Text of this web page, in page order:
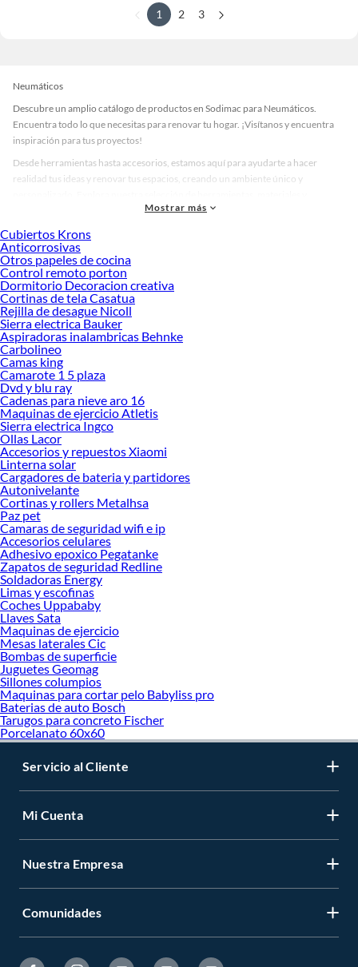
1 2 3
Neumáticos
Descubre un amplio catálogo de productos en Sodimac para Neumáticos.
Encuentra todo lo que necesitas para renovar tu hogar. ¡Visítanos y encuentra
inspiración para tus proyectos!
Desde herramientas hasta accesorios, estamos aquí para ayudarte a hacer
realidad tus ideas y renovar tus espacios, creando un ambiente único y
accesorios de calidad que te ayudarán a crear un espacio más tú.
Desde remodelaciones hasta proyectos de decoración, estamos aquí para hacer
tus ideas realidad. ¡Visítanos y encuentra todo lo que tenemos para ofrecerte en
Neumáticos!
Explora la variedad de productos de Neumáticos en Sodimac
Herramientas, materiales y accesorios de calidad para tus proyectos y
renovación de espacios. ¡Visítanos y descubre todo lo que tenemos para
ofrecerte!
Encuentra una amplia variedad de productos de Neumáticos en Sodimac.
Encuentra todo lo necesario para tus proyectos de renovación y decoración.
¡Visítanos y haz tus ideas realidad!
Mostrar más
Cubiertos Krons
Anticorrosivas
Otros papeles de cocina
Control remoto porton
Dormitorio Decoracion creativa
Cortinas de tela Casatua
Rejilla de desague Nicoll
Sierra electrica Bauker
Aspiradoras inalambricas Behnke
Carbolineo
Camas king
Camarote 1 5 plaza
Dvd y blu ray
Cadenas para nieve aro 16
Maquinas de ejercicio Atletis
Sierra electrica Ingco
Ollas Lacor
Accesorios y repuestos Xiaomi
Linterna solar
Cargadores de bateria y partidores
Autonivelante
Cortinas y rollers Metalhsa
Paz pet
Camaras de seguridad wifi e ip
Accesorios celulares
Adhesivo epoxico Pegatanke
Zapatos de seguridad Redline
Soldadoras Energy
Limas y escofinas
Coches Uppababy
Llaves Sata
Maquinas de ejercicio
Mesas laterales Cic
Bombas de superficie
Juguetes Geomag
Sillones columpios
Maquinas para cortar pelo Babyliss pro
Baterias de auto Bosch
Tarugos para concreto Fischer
Porcelanato 60x60
Servicio al Cliente
Mi Cuenta
Nuestra Empresa
Comunidades